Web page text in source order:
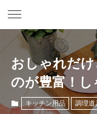
おしゃれだ
のが豊富！
キッチン用品 調理道